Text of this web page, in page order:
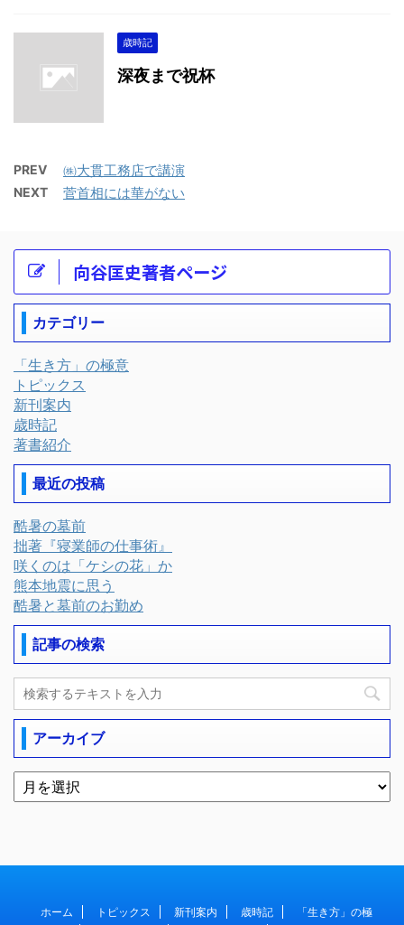
歳時記
深夜まで祝杯
PREV ㈱大貫工務店で講演
NEXT 菅首相には華がない
向谷匡史著者ページ
カテゴリー
「生き方」の極意
トピックス
新刊案内
歳時記
著書紹介
最近の投稿
酷暑の墓前
拙著『寝業師の仕事術』
咲くのは「ケシの花」か
熊本地震に思う
酷暑と墓前のお勤め
記事の検索
アーカイブ
ホーム トピックス 新刊案内 歳時記
「生き方」の極